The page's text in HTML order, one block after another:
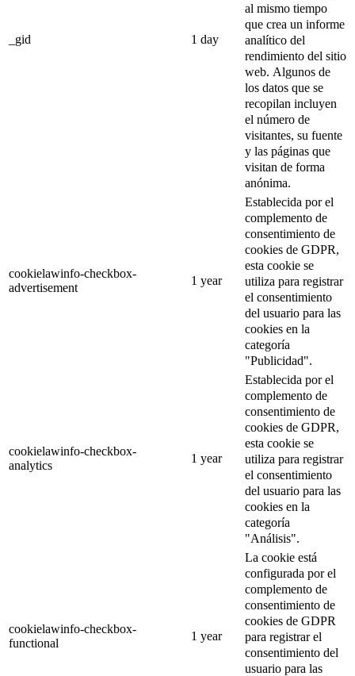
_gid 1 day
al mismo tiempo
que crea un informe
analítico del
rendimiento del sitio
web. Algunos de
los datos que se
recopilan incluyen
el número de
visitantes, su fuente
y las páginas que
visitan de forma
anónima.
cookielawinfo-checkbox-
advertisement
1 year
Establecida por el
complemento de
consentimiento de
cookies de GDPR,
esta cookie se
utiliza para registrar
el consentimiento
del usuario para las
cookies en la
categoría
"Publicidad".
cookielawinfo-checkbox-
analytics
1 year
Establecida por el
complemento de
consentimiento de
cookies de GDPR,
esta cookie se
utiliza para registrar
el consentimiento
del usuario para las
cookies en la
categoría
"Análisis".
cookielawinfo-checkbox-
functional
1 year
La cookie está
configurada por el
complemento de
consentimiento de
cookies de GDPR
para registrar el
consentimiento del
usuario para las